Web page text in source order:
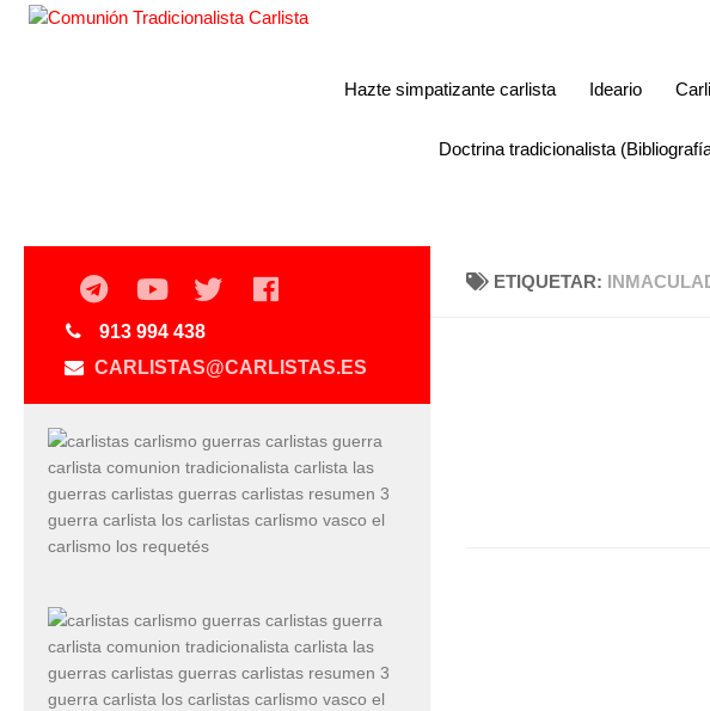
Hazte simpatizante carlista Ideario
Doctrina tradicionalista
ETIQUETAR:
913 994 438
CARLISTAS@CARLISTAS.ES